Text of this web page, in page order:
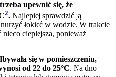
trzeba upewnić się, że
2. Najlepiej sprawdzić ją
łokieć w wodzie. W trakcie
cieplejsza, ponieważ
się w pomieszczeniu,
od 22 do 25°C. Na dno